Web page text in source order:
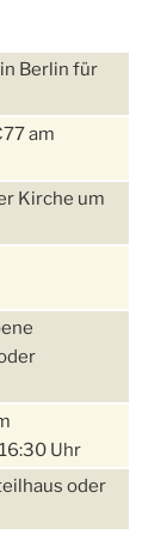
Berlin für
am
Kirche um
Uhr
oder